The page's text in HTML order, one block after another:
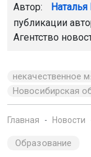
Автор:
публикации
Агентство
некачественное
Новосибирская
Главная Новости
Образование